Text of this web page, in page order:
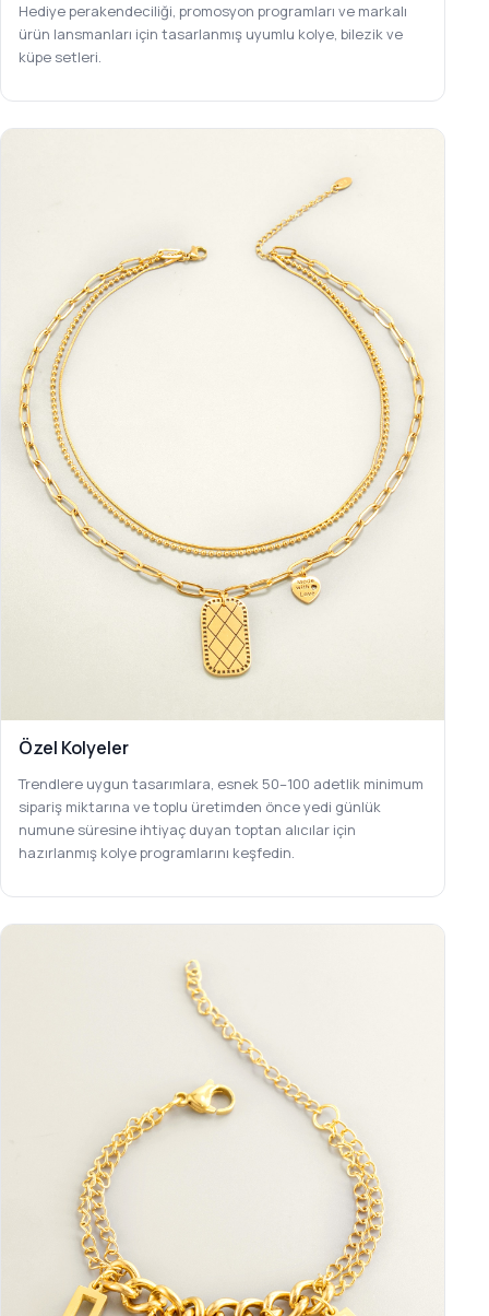
Hediye perakendeciliği, promosyon programları ve markalı
ürün lansmanları için tasarlanmış uyumlu kolye, bilezik ve
küpe setleri.
Özel Kolyeler
Trendlere uygun tasarımlara, esnek 50–100 adetlik minimum
sipariş miktarına ve toplu üretimden önce yedi günlük
numune süresine ihtiyaç duyan toptan alıcılar için
hazırlanmış kolye programlarını keşfedin.